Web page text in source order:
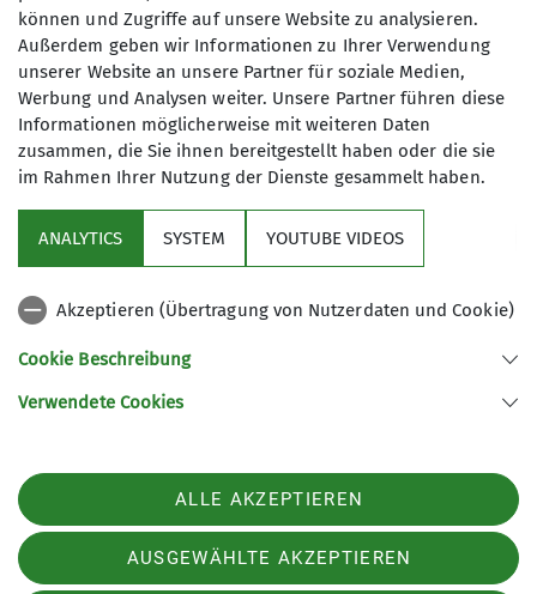
Geplant ist...
mehr erfahren
Neues aus der Gruppe Tourenberichte Öffentlichkeit
Sektion
Was ist wo zu finden
Sektion Chemnitz des Deutschen Alpenvereins e.V.
Telefon +493716762623
können und Zugriffe auf unsere Website zu analysieren.
Außerdem geben wir Informationen zu Ihrer Verwendung
unserer Website an unsere Partner für soziale Medien,
Werbung und Analysen weiter. Unsere Partner führen diese
Informationen möglicherweise mit weiteren Daten
zusammen, die Sie ihnen bereitgestellt haben oder die sie
im Rahmen Ihrer Nutzung der Dienste gesammelt haben.
ANALYTICS SYSTEM YOUTUBE VIDEOS
Akzeptieren (Übertragung von Nutzerdaten und Cookie)
Cookie Beschreibung
Verwendete Cookies
ALLE AKZEPTIEREN
AUSGEWÄHLTE AKZEPTIEREN